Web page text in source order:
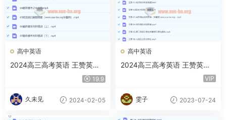
高中英语
2024高三高考英语 王赞英语
19.9
久未见 2024-02-05
高中英语
2024高三高考英语 王赞英语
VIP
雯子 2023-07-24